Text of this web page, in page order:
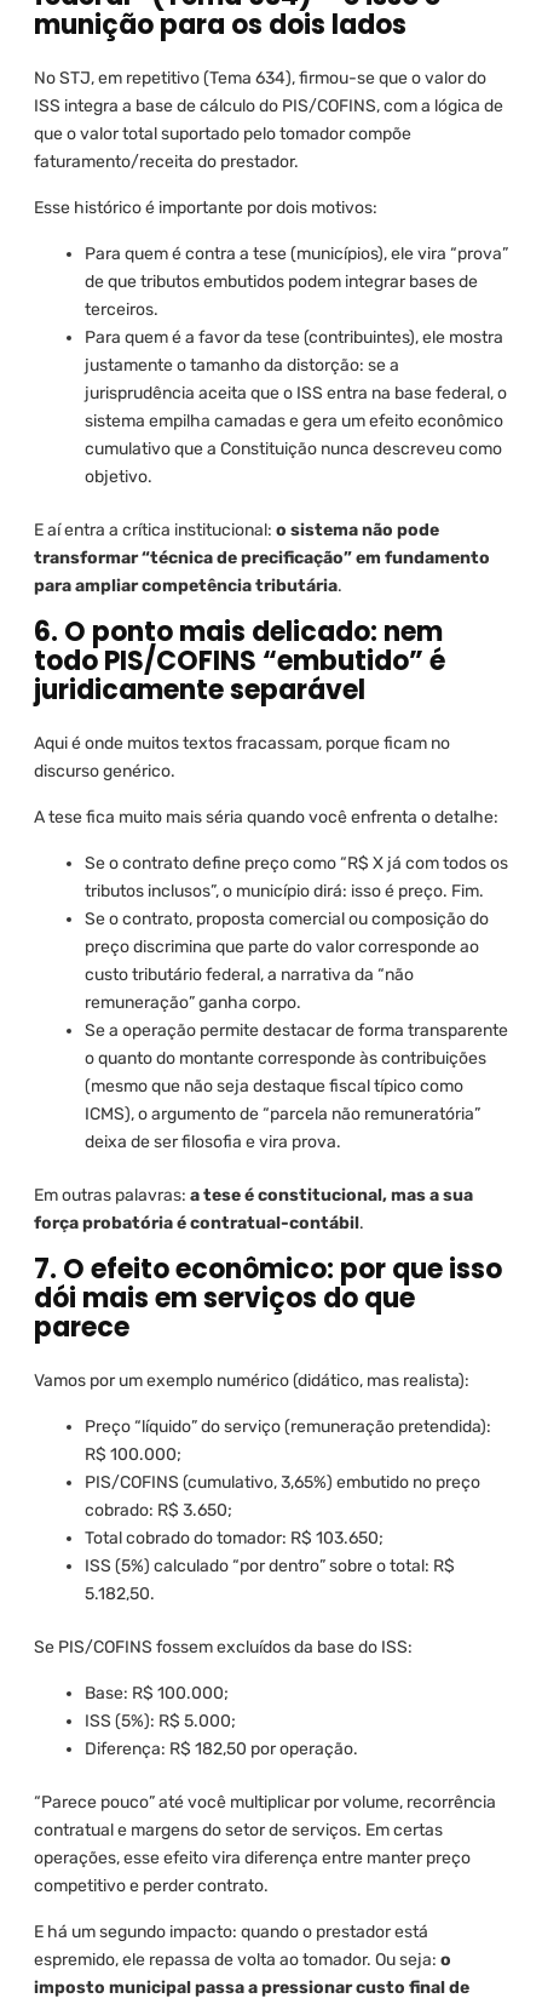
munição para os dois lados
No STJ, em repetitivo (Tema 634), firmou-se que o valor do
ISS integra a base de cálculo do PIS/COFINS, com a lógica de
que o valor total suportado pelo tomador compõe
faturamento/receita do prestador.
Esse histórico é importante por dois motivos:
Para quem é contra a tese (municípios), ele vira “prova”
de que tributos embutidos podem integrar bases de
terceiros.
Para quem é a favor da tese (contribuintes), ele mostra
justamente o tamanho da distorção: se a
jurisprudência aceita que o ISS entra na base federal, o
sistema empilha camadas e gera um efeito econômico
cumulativo que a Constituição nunca descreveu como
objetivo.
E aí entra a crítica institucional: o sistema não pode
transformar “técnica de precificação” em fundamento
para ampliar competência tributária.
6. O ponto mais delicado: nem
todo PIS/COFINS “embutido” é
juridicamente separável
Aqui é onde muitos textos fracassam, porque ficam no
discurso genérico.
A tese fica muito mais séria quando você enfrenta o detalhe:
Se o contrato define preço como “R$ X já com todos os
tributos inclusos”, o município dirá: isso é preço. Fim.
Se o contrato, proposta comercial ou composição do
preço discrimina que parte do valor corresponde ao
custo tributário federal, a narrativa da “não
remuneração” ganha corpo.
Se a operação permite destacar de forma transparente
o quanto do montante corresponde às contribuições
(mesmo que não seja destaque fiscal típico como
ICMS), o argumento de “parcela não remuneratória”
deixa de ser filosofia e vira prova.
Em outras palavras: a tese é constitucional, mas a sua
força probatória é contratual-contábil.
7. O efeito econômico: por que isso
dói mais em serviços do que
parece
Vamos por um exemplo numérico (didático, mas realista):
Preço “líquido” do serviço (remuneração pretendida):
R$ 100.000;
PIS/COFINS (cumulativo, 3,65%) embutido no preço
cobrado: R$ 3.650;
Total cobrado do tomador: R$ 103.650;
ISS (5%) calculado “por dentro” sobre o total: R$
5.182,50.
Se PIS/COFINS fossem excluídos da base do ISS:
Base: R$ 100.000;
ISS (5%): R$ 5.000;
Diferença: R$ 182,50 por operação.
“Parece pouco” até você multiplicar por volume, recorrência
contratual e margens do setor de serviços. Em certas
operações, esse efeito vira diferença entre manter preço
competitivo e perder contrato.
E há um segundo impacto: quando o prestador está
espremido, ele repassa de volta ao tomador. Ou seja: o
imposto municipal passa a pressionar custo final de